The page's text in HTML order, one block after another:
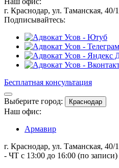
г. Краснодар, ул. Таманская, 40/1
Подписывайтесь:
Бесплатная консультация
Выберите город: Краснодар
Наш офис:
Армавир
г. Краснодар, ул. Таманская, 40/1
- ЧТ с 13:00 до 16:00 (по записи)